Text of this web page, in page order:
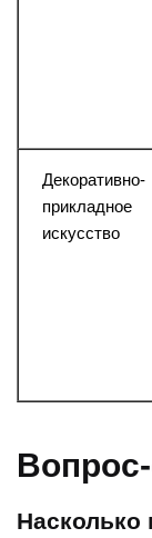
Декоративно-
прикладное
искусство
Насколько